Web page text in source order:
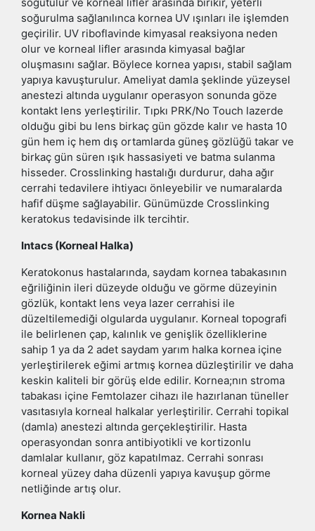
soğurulma sağlanılınca kornea UV ışınları ile işlemden
geçirilir. UV riboflavinde kimyasal reaksiyona neden
olur ve korneal lifler arasında kimyasal bağlar
oluşmasını sağlar. Böylece kornea yapısı, stabil sağlam
yapıya kavuşturulur. Ameliyat damla şeklinde yüzeysel
anestezi altında uygulanır operasyon sonunda göze
kontakt lens yerleştirilir. Tıpkı PRK/No Touch lazerde
olduğu gibi bu lens birkaç gün gözde kalır ve hasta 10
gün hem iç hem dış ortamlarda güneş gözlüğü takar ve
birkaç gün süren ışık hassasiyeti ve batma sulanma
hisseder. Crosslinking hastalığı durdurur, daha ağır
cerrahi tedavilere ihtiyacı önleyebilir ve numaralarda
hafif düşme sağlayabilir. Günümüzde Crosslinking
keratokus tedavisinde ilk tercihtir.
Intacs (Korneal Halka)
Keratokonus hastalarında, saydam kornea tabakasının
eğriliğinin ileri düzeyde olduğu ve görme düzeyinin
gözlük, kontakt lens veya lazer cerrahisi ile
düzeltilemediği olgularda uygulanır. Korneal topografi
ile belirlenen çap, kalınlık ve genişlik özelliklerine
sahip 1 ya da 2 adet saydam yarım halka kornea içine
yerleştirilerek eğimi artmış kornea düzleştirilir ve daha
keskin kaliteli bir görüş elde edilir. Kornea;nın stroma
tabakası içine Femtolazer cihazı ile hazırlanan tüneller
vasıtasıyla korneal halkalar yerleştirilir. Cerrahi topikal
(damla) anestezi altında gerçekleştirilir. Hasta
operasyondan sonra antibiyotikli ve kortizonlu
damlalar kullanır, göz kapatılmaz. Cerrahi sonrası
korneal yüzey daha düzenli yapıya kavuşup görme
netliğinde artış olur.
Kornea Nakli